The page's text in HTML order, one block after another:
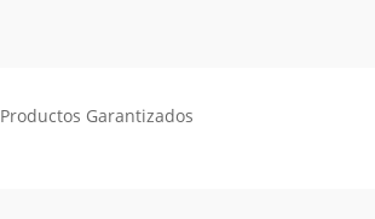
Productos Garantizados